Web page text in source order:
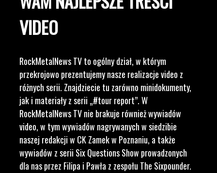
VIDEO
RockMetalNews TV to ogólny dział, w którym
przekrojowo prezentujemy nasze realizacje video z
różnych serii. Znajdziecie tu zarówno minidokumenty,
jak i materiały z serii „#tour report”. W
RockMetalNews TV nie brakuje również wywiadów
video, w tym wywiadów nagrywanych w siedzibie
naszej redakcji w CK Zamek w Poznaniu, a także
wywiadów z serii Six Questions Show prowadzonych
dla nas przez Filipa i Pawła z zespołu The Sixpounder.